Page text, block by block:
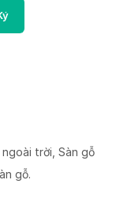
trời, Sàn gỗ
gỗ.